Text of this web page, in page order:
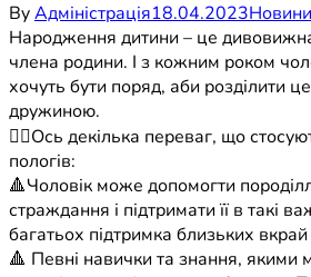
ByАдміністрація18.04.2023Новини
Народження дитини – це
члена родини. І з кожним роком
хочуть бути поряд, аби розділити
дружиною.
👉🏼Ось декілька переваг, що
пологів:
🔺Чоловік може допомогти
страждання і підтримати її в такі
багатьох підтримка близьких
🔺 Певні навички та знання, якими